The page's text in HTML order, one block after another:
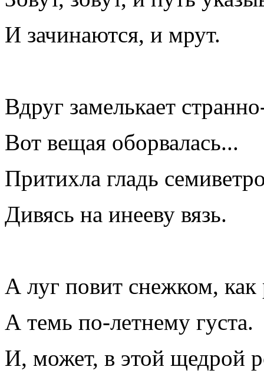
И зачинаются, и мрут.
Вдруг замелькает
Вот вещая оборвалась...
Притихла гладь
Дивясь на инееву вязь.
А луг повит снежком, как
А темь по-летнему густа.
И, может, в этой щедрой